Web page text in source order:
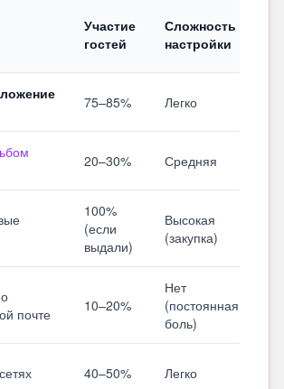
Участие
гостей
Сложность
настройки
75–85% Легко
20–30% Средняя
100%
(если
выдали)
Высокая
(закупка)
почте
10–20%
Нет
(постоянная
боль)
40–50% Легко